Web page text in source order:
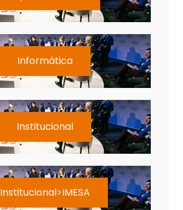
Informática
Institucional
Institucional>IMESA